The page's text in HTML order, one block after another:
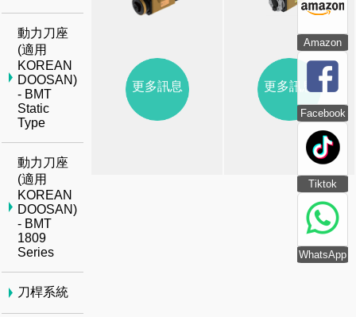
Amazon
Facebook
Tiktok
WhatsApp
更多訊息 更多訊息
動力刀座
(適用
KOREAN
DOOSAN)
- BMT
Static
Type
動力刀座
(適用
KOREAN
DOOSAN)
- BMT
1809
Series
刀桿系統